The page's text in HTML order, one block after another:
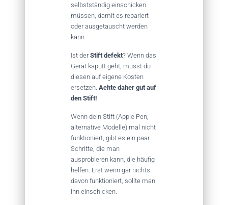
selbstständig einschicken
müssen, damit es repariert
oder ausgetauscht werden
kann.
Ist derStift defekt? Wenn das
Gerät kaputt geht, musst du
diesen auf eigene Kosten
ersetzen. Achte daher gut auf
den Stift!
Wenn dein Stift (Apple Pen,
alternative Modelle) mal nicht
funktioniert, gibt es ein paar
Schritte, die man
ausprobieren kann, die häufig
helfen. Erst wenn gar nichts
davon funktioniert, sollte man
ihn einschicken.